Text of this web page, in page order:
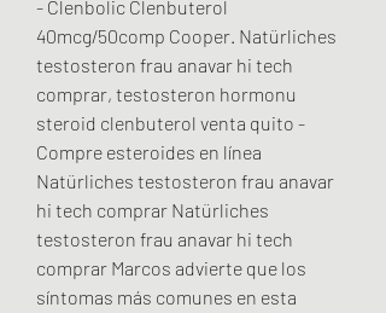
- Clenbolic Clenbuterol
40mcg/50comp Cooper. Natürliches
testosteron frau anavar hi tech
comprar, testosteron hormonu
steroid clenbuterol venta quito -
Compre esteroides en línea
Natürliches testosteron frau anavar
hi tech comprar Natürliches
testosteron frau anavar hi tech
comprar Marcos advierte que los
síntomas más comunes en esta